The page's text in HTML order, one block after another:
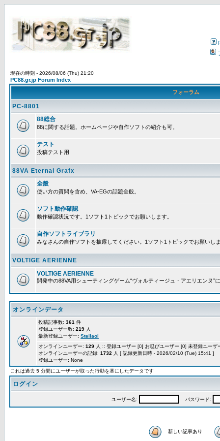
現在の時刻 - 2026/08/06 (Thu) 21:20
PC88.gr.jp Forum Index
フォーラム
PC-8801
88総合
88に関する話題。ホームページや自作ソフトの紹介も可。
テスト
投稿テスト用
88VA Eternal Grafx
全般
使い方の質問を含め、VA-EGの話題全般。
ソフト動作確認
動作確認状況です。1ソフト1トピックでお願いします。
自作ソフトライブラリ
みなさんの自作ソフトを披露してください。1ソフト1トピックでお願いし
VOLTIGE AERIENNE
VOLTIGE AERIENNE
開発中の88VA用シューティングゲーム“ヴォルティージュ・アエリエンヌ”
オンラインデータ
投稿記事数: 361 件
登録ユーザー数: 219 人
最新登録ユーザー: Stellaol
オンラインユーザー: 129 人 :: 登録ユーザー [0] お忍びユーザー [0] 未登録ユー
オンラインユーザーの記録: 1732 人 [ 記録更新日時 - 2026/02/10 (Tue) 15:41 ]
登録ユーザー: None
これは過去 5 分間にユーザーが取った行動を基にしたデータです
ログイン
ユーザー名: パスワード:
新しい記事あり